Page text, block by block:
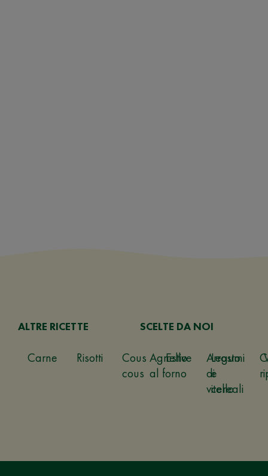
ALTRE RICETTE
Carne Risotti
Cous
cous
Estive
Legumi
e
cereali
SCELTE DA NOI
Agnello
al forno
Arrosto
di
vitello